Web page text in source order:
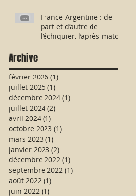
France-Argentine : de
part et d’autre de
l’échiquier, l’après-match
Archive
février 2026 (1)
juillet 2025 (1)
décembre 2024 (1)
juillet 2024 (2)
avril 2024 (1)
octobre 2023 (1)
mars 2023 (1)
janvier 2023 (2)
décembre 2022 (1)
septembre 2022 (1)
août 2022 (1)
juin 2022 (1)